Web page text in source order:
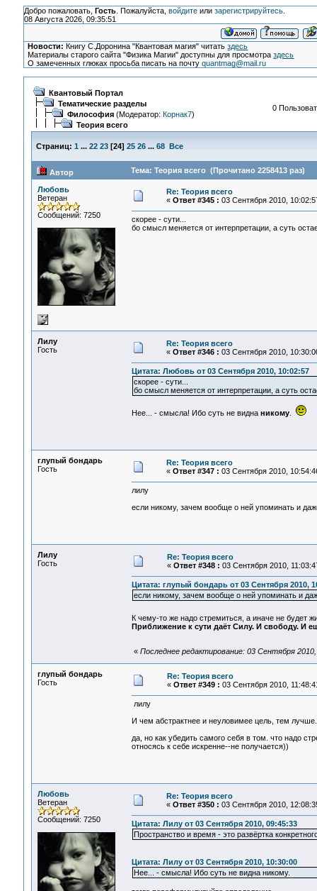
Добро пожаловать, Гость. Пожалуйста, войдитеили зарегистрируйтесь.
08 Августа 2026, 09:35:51
Новости: Книгу С.Доронина "Квантовая магия" читатьздесь
Материалы старого сайта "Физика Магии" доступны для просмотраздесь
О замеченных глюках просьба писать на почтуquantmag@mail.ru
Квантовый Портал
Тематические разделы
Философия(Модератор: Корнак7)
Теория всего
0
Страниц: 1 ... 22 23[24] 25 26 ... 68 Все
Автор Тема: Теория всего (Прочитано 2258413 раз)
Любовь
Ветеран
Сообщений: 7250
Re: Теория всего
« Ответ #345 : 03 Сентября 2010,
скорее - сути...
бо смысл меняется от интерпретации, а суть
Лилу
Гость
Re: Теория всего
« Ответ #346 : 03 Сентября 2010,
Цитата: Любовь от 03 Сентября 2010, 10:02:57
скорее - сути...
бо смысл меняется от интерпретации, а суть
Нее... - смысла! Ибо суть не видна никому.
глупый бондарь
Гость
Re: Теория всего
« Ответ #347 : 03 Сентября 2010,
лилу
если никому, зачем вообще о ней упоминать и
Лилу
Гость
Re: Теория всего
« Ответ #348 : 03 Сентября 2010,
Цитата: глупый бондарь от 03 Сентября 2010,
если никому, зачем вообще о ней упоминать и
К чему-то же надо стремиться, а иначе не будет
Приближение к сути даёт Силу. И свободу. И
« Последнее редактирование: 03 Сентября
глупый бондарь
Гость
Re: Теория всего
« Ответ #349 : 03 Сентября 2010,
лилу
И чем абстрактнее и неуловимее цель, тем лучше.
да, но как убедить самого себя в том. что надо
относясь к себе искренне--не получается))
Любовь
Ветеран
Сообщений: 7250
Re: Теория всего
« Ответ #350 : 03 Сентября 2010,
Цитата: Лилу от 03 Сентября 2010, 09:45:33
Пространство и время - это развёртка
Цитата: Лилу от 03 Сентября 2010, 10:30:00
Нее... - смысла! Ибо суть не видна никому.